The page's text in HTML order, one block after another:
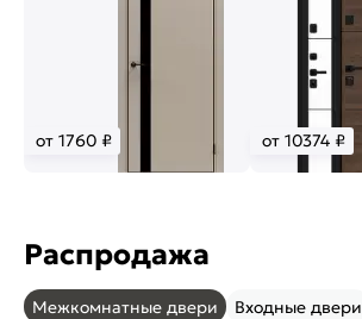
от 1760 ₽ от 10374 ₽
Распродажа
Межкомнатные двери Входные двери